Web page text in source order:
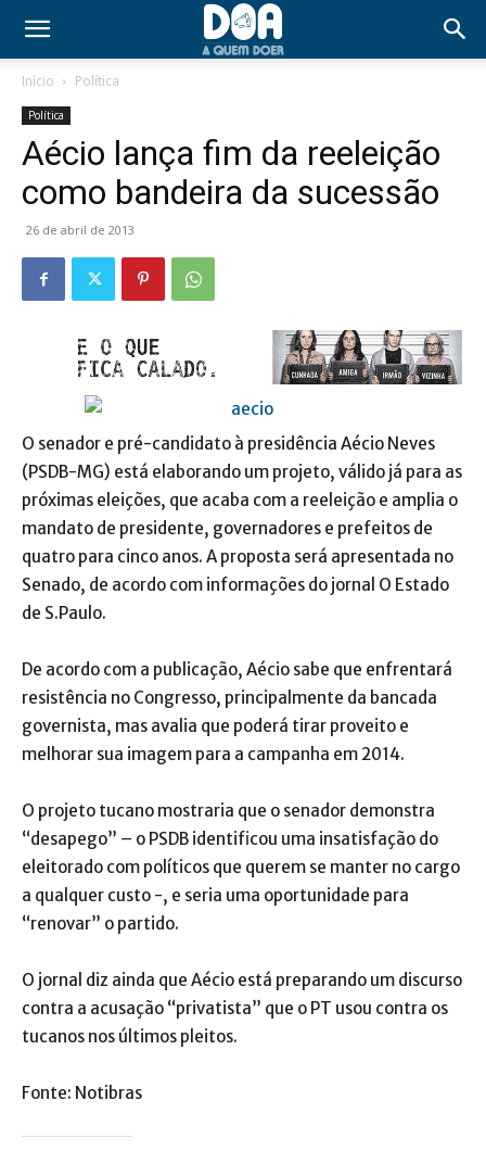
Início Política
Política
Aécio lança fim da reeleição
como bandeira da sucessão
26 de abril de 2013
O senador e pré-candidato à presidência Aécio Neves
(PSDB-MG) está elaborando um projeto, válido já para as
próximas eleições, que acaba com a reeleição e amplia o
mandato de presidente, governadores e prefeitos de
quatro para cinco anos. A proposta será apresentada no
Senado, de acordo com informações do jornal O Estado
de S.Paulo.
De acordo com a publicação, Aécio sabe que enfrentará
resistência no Congresso, principalmente da bancada
governista, mas avalia que poderá tirar proveito e
melhorar sua imagem para a campanha em 2014.
O projeto tucano mostraria que o senador demonstra
“desapego” – o PSDB identificou uma insatisfação do
eleitorado com políticos que querem se manter no cargo
a qualquer custo -, e seria uma oportunidade para
“renovar” o partido.
O jornal diz ainda que Aécio está preparando um discurso
contra a acusação “privatista” que o PT usou contra os
tucanos nos últimos pleitos.
Fonte: Notibras